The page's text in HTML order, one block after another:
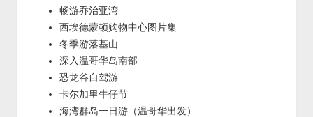
畅游乔治亚湾
西埃德蒙顿购物中心图片集
冬季游落基山
深入温哥华岛南部
恐龙谷自驾游
卡尔加里牛仔节
海湾群岛一日游（温哥华出发）